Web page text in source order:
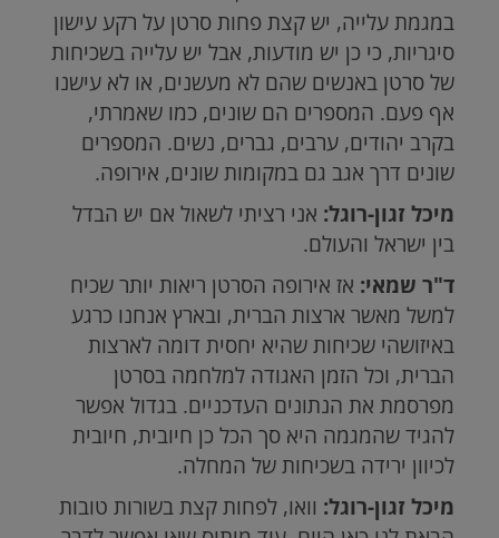
במגמת עלייה, יש קצת פחות סרטן על רקע עישון
סיגריות, כי כן יש מודעות, אבל יש עלייה בשכיחות
של סרטן באנשים שהם לא מעשנים, או לא עישנו
אף פעם. המספרים הם שונים, כמו שאמרתי,
בקרב יהודים, ערבים, גברים, נשים. המספרים
שונים דרך אגב גם במקומות שונים, אירופה.
מיכל זגון-רוגל: אני רציתי לשאול אם יש הבדל
בין ישראל והעולם.
ד"ר שמאי: אז אירופה הסרטן ריאות יותר שכיח
למשל מאשר ארצות הברית, ובארץ אנחנו כרגע
באיזושהי שכיחות שהיא יחסית דומה לארצות
הברית, וכל הזמן האגודה למלחמה בסרטן
מפרסמת את הנתונים העדכניים. בגדול אפשר
להגיד שהמגמה היא סך הכל כן חיובית, חיובית
לכיוון ירידה בשכיחות של המחלה.
מיכל זגון-רוגל: וואו, לפחות קצת בשורות טובות